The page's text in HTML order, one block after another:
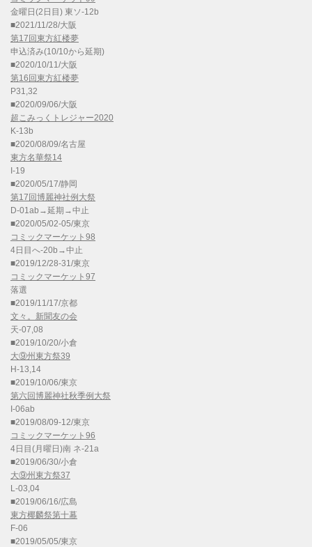
金曜日(2日目) 東ソ-12b
■2021/11/28/大阪
第17回東方紅楼夢
申込済み(10/10から延期)
■2020/10/11/大阪
第16回東方紅楼夢
P31,32
■2020/09/06/大阪
超こみっくトレジャー2020
K-13b
■2020/08/09/名古屋
東方名華祭14
I-19
■2020/05/17/静岡
第17回博麗神社例大祭
D-01ab→延期→中止
■2020/05/02-05/東京
コミックマーケット98
4日目へ-20b→中止
■2019/12/28-31/東京
コミックマーケット97
落選
■2019/11/17/京都
文々。新聞友の会
天-07,08
■2019/10/20/小倉
大⑨州東方祭39
H-13,14
■2019/10/06/東京
第六回博麗神社秋季例大祭
I-06ab
■2019/08/09-12/東京
コミックマーケット96
4日目(月曜日)南 ネ-21a
■2019/06/30/小倉
大⑨州東方祭37
L-03,04
■2019/06/16/広島
東方椰麟祭第十幕
F-06
■2019/05/05/東京